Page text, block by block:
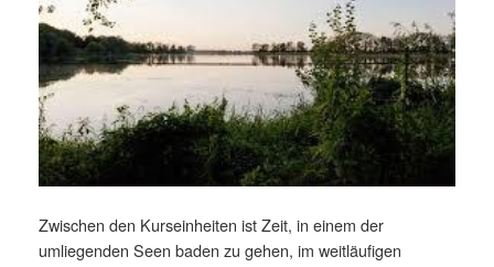
Zwischen den Kurseinheiten ist Zeit, in einem der
umliegenden Seen baden zu gehen, im weitläufigen